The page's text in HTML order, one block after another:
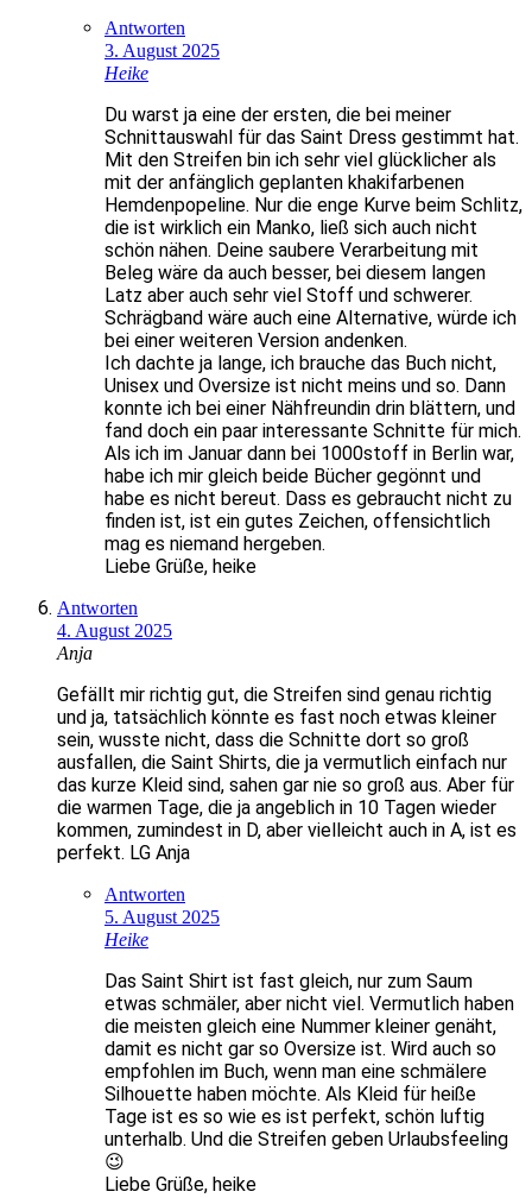
Antworten
3. August 2025
Heike
Du warst ja eine der ersten, die bei meiner
Schnittauswahl für das Saint Dress gestimmt hat.
Mit den Streifen bin ich sehr viel glücklicher als
mit der anfänglich geplanten khakifarbenen
Hemdenpopeline. Nur die enge Kurve beim Schlitz,
die ist wirklich ein Manko, ließ sich auch nicht
schön nähen. Deine saubere Verarbeitung mit
Beleg wäre da auch besser, bei diesem langen
Latz aber auch sehr viel Stoff und schwerer.
Schrägband wäre auch eine Alternative, würde ich
bei einer weiteren Version andenken.
Ich dachte ja lange, ich brauche das Buch nicht,
Unisex und Oversize ist nicht meins und so. Dann
konnte ich bei einer Nähfreundin drin blättern, und
fand doch ein paar interessante Schnitte für mich.
Als ich im Januar dann bei 1000stoff in Berlin war,
habe ich mir gleich beide Bücher gegönnt und
habe es nicht bereut. Dass es gebraucht nicht zu
finden ist, ist ein gutes Zeichen, offensichtlich
mag es niemand hergeben.
Liebe Grüße, heike
Antworten
4. August 2025
Anja
Gefällt mir richtig gut, die Streifen sind genau richtig
und ja, tatsächlich könnte es fast noch etwas kleiner
sein, wusste nicht, dass die Schnitte dort so groß
ausfallen, die Saint Shirts, die ja vermutlich einfach nur
das kurze Kleid sind, sahen gar nie so groß aus. Aber für
die warmen Tage, die ja angeblich in 10 Tagen wieder
kommen, zumindest in D, aber vielleicht auch in A, ist es
perfekt. LG Anja
Antworten
5. August 2025
Heike
Das Saint Shirt ist fast gleich, nur zum Saum
etwas schmäler, aber nicht viel. Vermutlich haben
die meisten gleich eine Nummer kleiner genäht,
damit es nicht gar so Oversize ist. Wird auch so
empfohlen im Buch, wenn man eine schmälere
Silhouette haben möchte. Als Kleid für heiße
Tage ist es so wie es ist perfekt, schön luftig
unterhalb. Und die Streifen geben Urlaubsfeeling
😉
Liebe Grüße, heike